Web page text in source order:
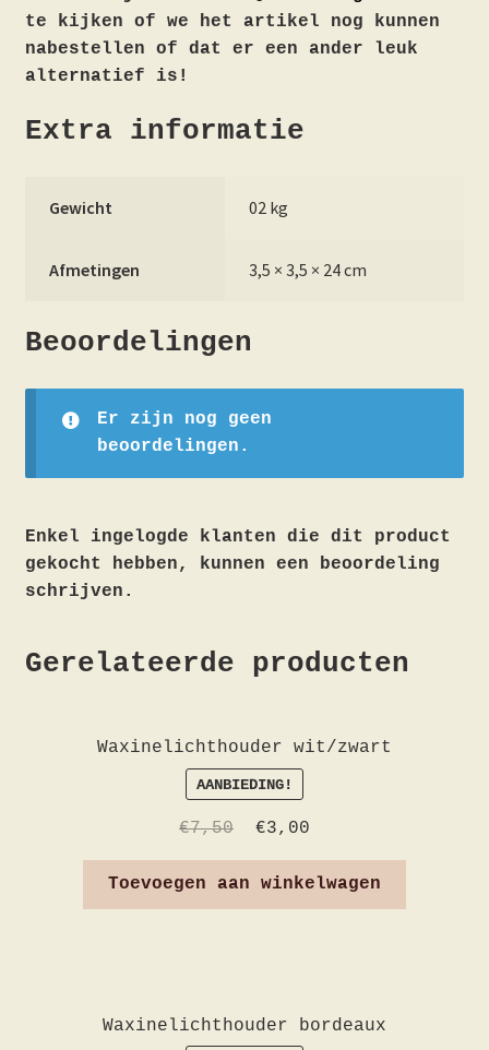
te kijken of we het artikel nog kunnen
nabestellen of dat er een ander leuk
alternatief is!
Extra informatie
Gewicht 02 kg
Afmetingen 3,5 × 3,5 × 24 cm
Beoordelingen
Er zijn nog geen
beoordelingen.
Enkel ingelogde klanten die dit product
gekocht hebben, kunnen een beoordeling
schrijven.
Gerelateerde producten
Waxinelichthouder wit/zwart
AANBIEDING!
€7,50 €3,00
Toevoegen aan winkelwagen
Waxinelichthouder bordeaux